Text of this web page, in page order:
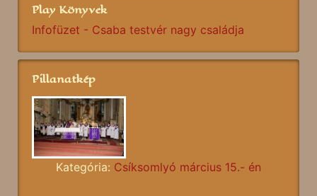
Play Könyvek
Infofüzet - Csaba testvér nagy családja
Pillanatkép
Kategória: Csíksomlyó március 15.- én